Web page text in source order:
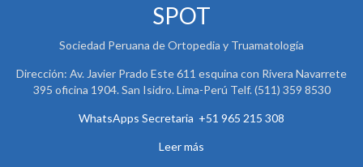
SPOT
Sociedad Peruana de Ortopedia y Truamatología
Dirección: Av. Javier Prado Este 611 esquina con Rivera Navarrete
395 oficina 1904. San Isidro. Lima-Perú Telf. (511) 359 8530
WhatsApps Secretaria +51 965 215 308
Leer más